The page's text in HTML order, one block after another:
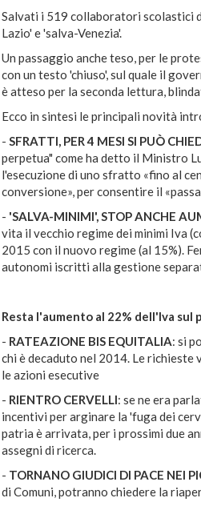
Salvati i 519 collaboratori scolastici
Lazio' e 'salva-Venezia'.
Un passaggio anche teso, per le
con un testo 'chiuso', sul quale il
è atteso per la seconda lettura,
Ecco in sintesi le principali novità
- SFRATTI, PER 4 MESI SI PUÒ
perpetua" come ha detto il Ministro
l'esecuzione di uno sfratto «fino al
conversione», per consentire il
- 'SALVA-MINIMI', STOP ANCHE
vita il vecchio regime dei minimi Iva
2015 con il nuovo regime (al 15%).
autonomi iscritti alla gestione
Resta l'aumento al 22% dell'Iva sul
- RATEAZIONE BIS EQUITALIA: si
chi è decaduto nel 2014. Le
le azioni esecutive
- RIENTRO CERVELLI: se ne era
incentivi per arginare la 'fuga dei
patria è arrivata, per i prossimi due
assegni di ricerca.
- TORNANO GIUDICI DI PACE NEI
di Comuni, potranno chiedere la